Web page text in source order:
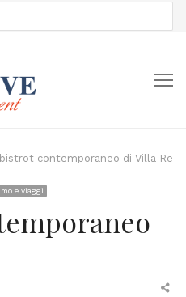
contemporaneo di Villa
e viaggi